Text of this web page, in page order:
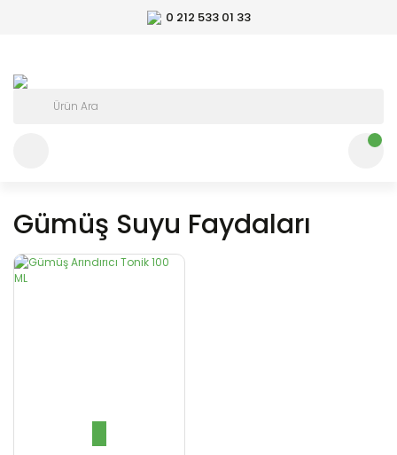
0 212 533 01 33
Gümüş Suyu Faydaları